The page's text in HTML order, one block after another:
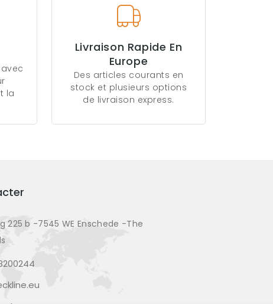
la
Livraison Rapide En
Europe
Des articles courants en
stock et plusieurs options
de livraison express.
225 b -7545 WE Enschede -The